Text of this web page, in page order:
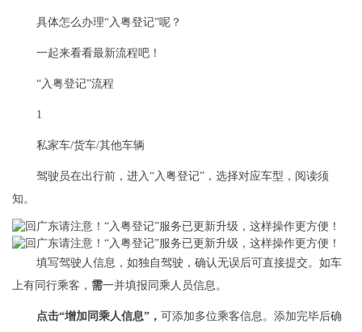
具体怎么办理“入粤登记”呢？
一起来看看最新流程吧！
“入粤登记”流程
1
私家车/货车/其他车辆
驾驶员在出行前，进入“入粤登记”，选择对应车型，阅读须
知。
填写驾驶人信息，如独自驾驶，确认无误后可直接提交。如车
上有同行乘客， 需一并填报同乘人员信息。
点击“增加同乘人信息” ， 可添加多位乘客信息。添加完毕后确